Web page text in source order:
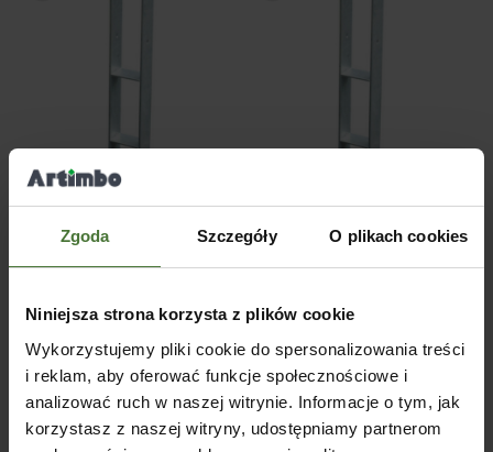
Zgoda Szczegóły O plikach cookies
Niniejsza strona korzysta z plików cookie
Wykorzystujemy pliki cookie do spersonalizowania treści
i reklam, aby oferować funkcje społecznościowe i
analizować ruch w naszej witrynie. Informacje o tym, jak
korzystasz z naszej witryny, udostępniamy partnerom
Wspornik słupa do
zabetonowania 71×600
65,50zł (53,25złnetto)
zabetonowania 91×600
72,00zł (58,54złnetto)